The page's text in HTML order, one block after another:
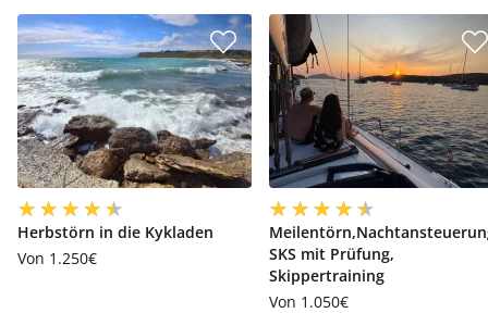
Herbstörn in die Kykladen
Von 1.250€
SKS mit Prüfung,
Skippertraining
Von 1.050€